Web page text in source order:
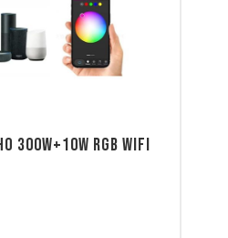
300W+10W RGB WIFI